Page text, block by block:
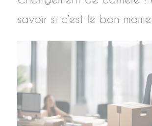
savoir si c’est le bon